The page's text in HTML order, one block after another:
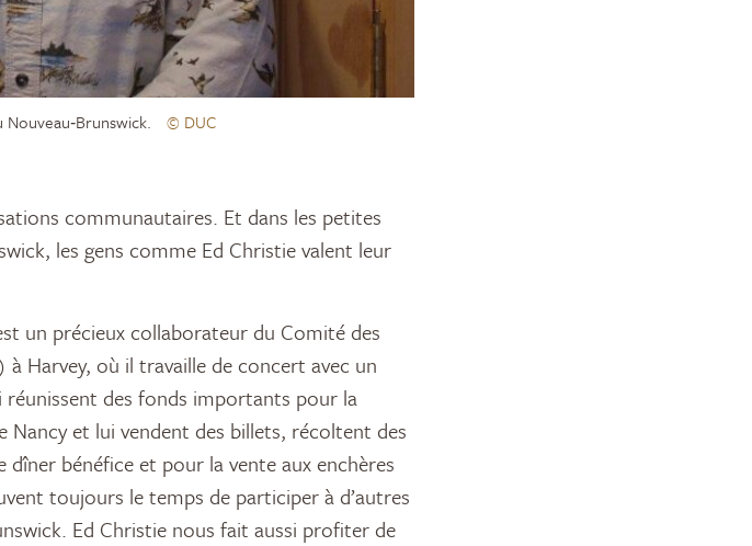
© DUC
les gens comme Ed Christie valent leur
un précieux collaborateur du Comité des
Harvey, où il travaille de concert avec un
des fonds importants pour la
et lui vendent des billets, récoltent des
bénéfice et pour la vente aux enchères
toujours le temps de participer à d’autres
Ed Christie nous fait aussi profiter de